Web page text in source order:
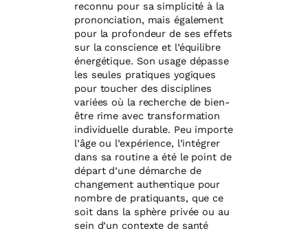
reconnu pour sa simplicité à la
prononciation, mais également
pour la profondeur de ses effets
sur la conscience et l’équilibre
énergétique. Son usage dépasse
les seules pratiques yogiques
pour toucher des disciplines
variées où la recherche de bien-
être rime avec transformation
individuelle durable. Peu importe
l’âge ou l’expérience, l’intégrer
dans sa routine a été le point de
départ d’une démarche de
changement authentique pour
nombre de pratiquants, que ce
soit dans la sphère privée ou au
sein d’un contexte de santé